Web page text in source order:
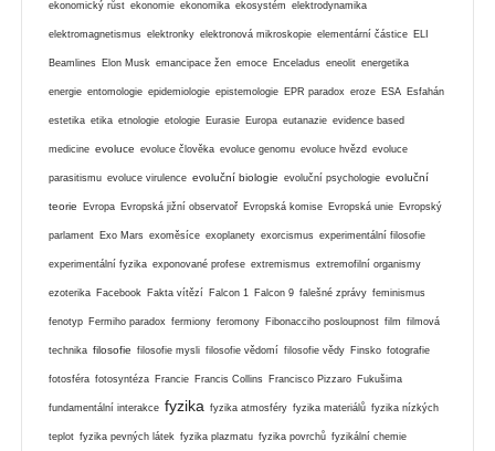
ekonomický růst ekonomie ekonomika ekosystém elektrodynamika
elektromagnetismus elektronky elektronová mikroskopie elementární částice ELI
Beamlines Elon Musk emancipace žen emoce Enceladus eneolit energetika
energie entomologie epidemiologie epistemologie EPR paradox eroze ESA Esfahán
estetika etika etnologie etologie Eurasie Europa eutanazie evidence based
medicine evoluce evoluce člověka evoluce genomu evoluce hvězd evoluce
parasitismu evoluce virulence evoluční biologie evoluční psychologie evoluční
teorie Evropa Evropská jižní observatoř Evropská komise Evropská unie Evropský
parlament Exo Mars exoměsíce exoplanety exorcismus experimentální filosofie
experimentální fyzika exponované profese extremismus extremofilní organismy
ezoterika Facebook Fakta vítězí Falcon 1 Falcon 9 falešné zprávy feminismus
fenotyp Fermiho paradox fermiony feromony Fibonacciho posloupnost film filmová
technika filosofie filosofie mysli filosofie vědomí filosofie vědy Finsko fotografie
fotosféra fotosyntéza Francie Francis Collins Francisco Pizzaro Fukušima
fundamentální interakce fyzika fyzika atmosféry fyzika materiálů fyzika nízkých
teplot fyzika pevných látek fyzika plazmatu fyzika povrchů fyzikální chemie